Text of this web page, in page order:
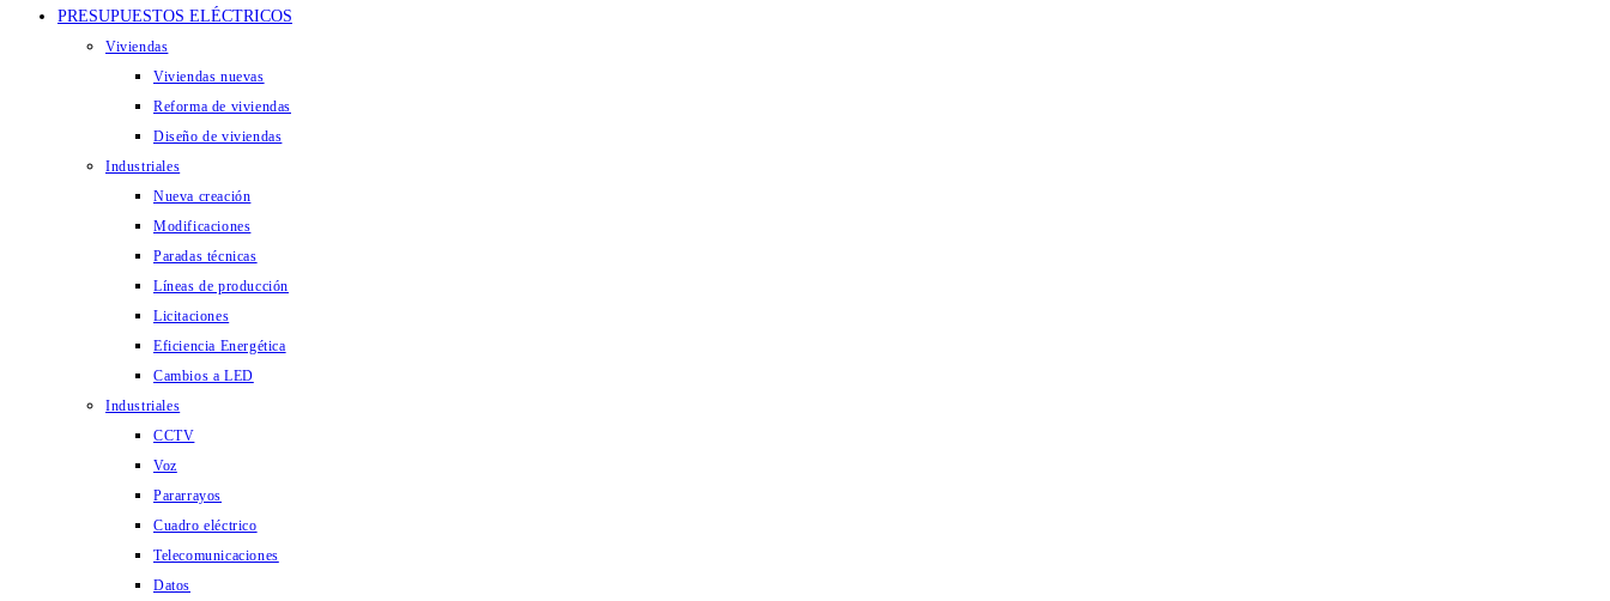
PRESUPUESTOS ELÉCTRICOS
Viviendas
Viviendas nuevas
Reforma de viviendas
Diseño de viviendas
Industriales
Nueva creación
Modificaciones
Paradas técnicas
Líneas de producción
Licitaciones
Eficiencia Energética
Cambios a LED
Industriales
CCTV
Voz
Pararrayos
Cuadro eléctrico
Telecomunicaciones
Datos